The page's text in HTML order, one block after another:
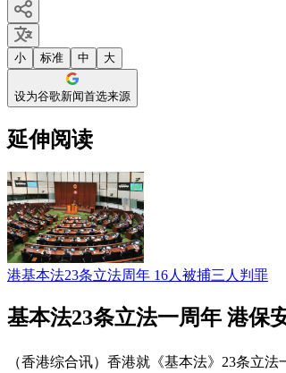
小 标准 中 大
设为谷歌新闻首选来源
延伸阅读
港基本法23条立法周年 16人被捕三人判罪
基本法23条立法一周年 港保
（香港综合讯）香港就《基本法》23条立